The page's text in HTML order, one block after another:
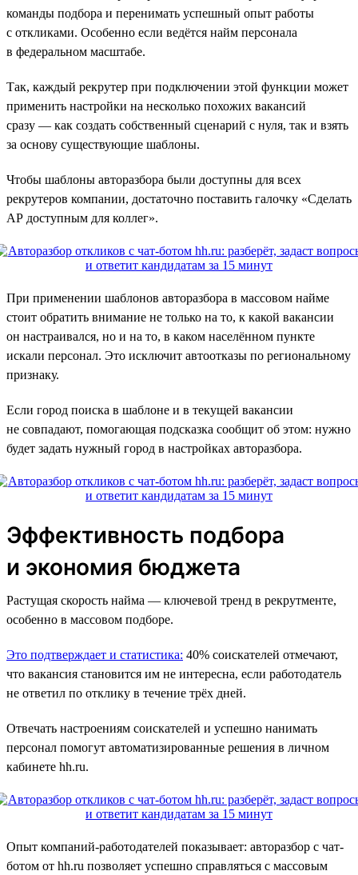
команды подбора и перенимать успешный опыт работы
с откликами. Особенно если ведётся найм персонала
в федеральном масштабе.
Так, каждый рекрутер при подключении этой функции может
применить настройки на несколько похожих вакансий
сразу — как создать собственный сценарий с нуля, так и взять
за основу существующие шаблоны.
Чтобы шаблоны авторазбора были доступны для всех
рекрутеров компании, достаточно поставить галочку «Сделать
АР доступным для коллег».
При применении шаблонов авторазбора в массовом найме
стоит обратить внимание не только на то, к какой вакансии
он настраивался, но и на то, в каком населённом пункте
искали персонал. Это исключит автоотказы по региональному
признаку.
Если город поиска в шаблоне и в текущей вакансии
не совпадают, помогающая подсказка сообщит об этом: нужно
будет задать нужный город в настройках авторазбора.
Эффективность подбора
и экономия бюджета
Растущая скорость найма — ключевой тренд в рекрутменте,
особенно в массовом подборе.
Это подтверждает и статистика: 40% соискателей отмечают,
что вакансия становится им не интересна, если работодатель
не ответил по отклику в течение трёх дней.
Отвечать настроениям соискателей и успешно нанимать
персонал помогут автоматизированные решения в личном
кабинете hh.ru.
Опыт компаний-работодателей показывает: авторазбор с чат-
ботом от hh.ru позволяет успешно справляться с массовым